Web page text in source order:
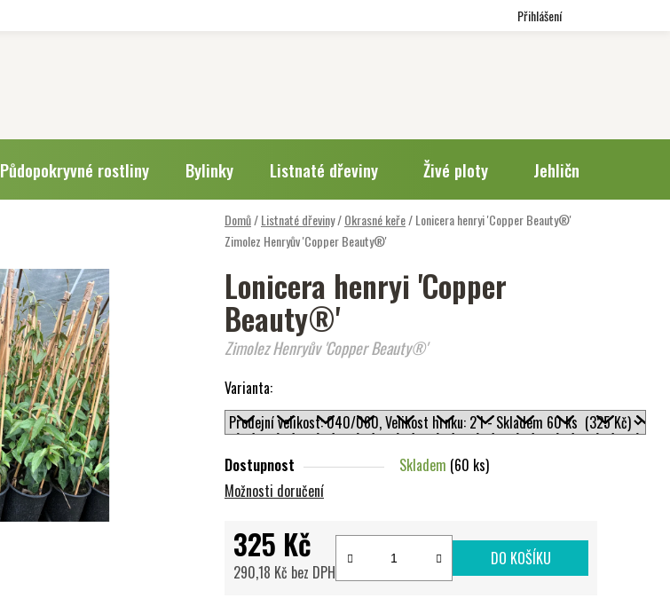
Přihlášení
Půdopokryvné rostliny Bylinky Listnaté dřeviny Živé ploty Jehličnany
Domů/Listnaté dřeviny/Okrasné keře/Lonicera henryi 'Copper Beauty®'
Zimolez Henryův 'Copper Beauty®'
Lonicera henryi 'Copper
Beauty®'
Zimolez Henryův 'Copper Beauty®'
Varianta:
Dostupnost Skladem (60 ks)
Možnosti doručení
325 Kč
290,18 Kč bez DPH
DO KOŠÍKU